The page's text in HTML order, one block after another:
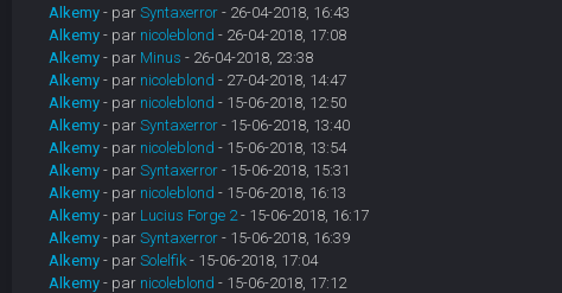
Alkemy - par Syntaxerror- 26-04-2018, 16:43
Alkemy - par nicoleblond - 26-04-2018, 17:08
Alkemy - par Minus - 26-04-2018, 23:38
Alkemy - par nicoleblond - 27-04-2018, 14:47
Alkemy - par nicoleblond - 15-06-2018, 12:50
Alkemy - par Syntaxerror- 15-06-2018, 13:40
Alkemy - par nicoleblond - 15-06-2018, 13:54
Alkemy - par Syntaxerror- 15-06-2018, 15:31
Alkemy - par nicoleblond - 15-06-2018, 16:13
Alkemy - par Lucius Forge 2- 15-06-2018, 16:17
Alkemy - par Syntaxerror- 15-06-2018, 16:39
Alkemy - par Solelfik- 15-06-2018, 17:04
Alkemy - par nicoleblond - 15-06-2018, 17:12